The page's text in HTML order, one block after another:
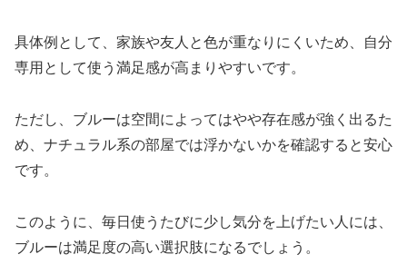
具体例として、家族や友人と色が重なりにくいため、自分
専用として使う満足感が高まりやすいです。
ただし、ブルーは空間によってはやや存在感が強く出るた
め、ナチュラル系の部屋では浮かないかを確認すると安心
です。
このように、毎日使うたびに少し気分を上げたい人には、
ブルーは満足度の高い選択肢になるでしょう。